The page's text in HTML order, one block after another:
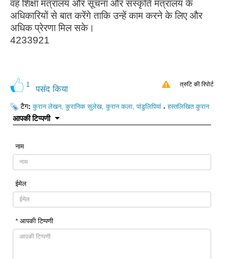
वह शिक्षा मंत्रालय और सूचना और संस्कृति मंत्रालय के
अधिकारियों से बात करेंगे ताकि उन्हें काम करने के लिए और
अधिक प्रेरणा मिल सके।
4233921
1 पसंद किया त्रुटि की रिपोर्ट
टैग:कुरान लेखन, कुरानिक सुलेख, कुरान कला, पांडुलिपियां ،हस्तलिखित कुरान
आपकी टिप्पणी
नाम
ईमेल
* आपकी टिप्पणी